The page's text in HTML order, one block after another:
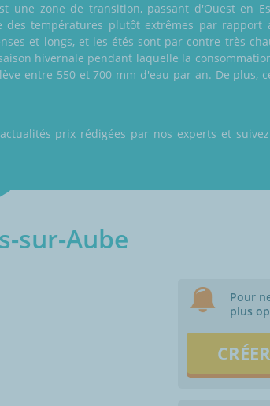
une zone de transition, passant d'Ouest en
températures plutôt extrêmes par rapport
et longs, et les étés sont par contre très
hivernale pendant laquelle la
entre 550 et 700 mm d'eau par an. De plus,
prix rédigées par nos experts et
sur-Aube
Pour
plus